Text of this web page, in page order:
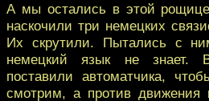
А мы остались в этой
наскочили три немецких
Их скрутили. Пытались с
немецкий язык не знает.
поставили автоматчика,
смотрим, а против движения